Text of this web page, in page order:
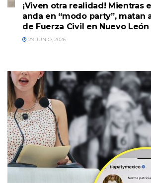
¡Viven otra realidad! Mientras
anda en “modo party”, matan
de Fuerza Civil en Nuevo León
29 JUNIO, 2026